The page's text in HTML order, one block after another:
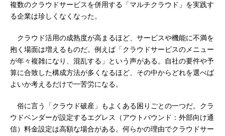
複数のクラウドサービスを併用する「マルチクラウド」を実践す
る企業は珍しくなくなった。
クラウド活用の成熟度が高まるほど、サービスや機能に不満を
抱く場面は増えるものだ。例えば「クラウドサービスのメニュー
が年々複雑になり、混乱する」という声がある。自社の要件や予
算に合致した構成方法が多くなるほど、その中からどれを選べば
よいか考えるだけで一苦労になる。
俗に言う「クラウド破産」もよくある困りごとの一つだ。クラ
ウドベンダーが設定するエグレス（アウトバウンド：外部向け通
信）料金設定は高額な場合がある。何らかの理由でクラウドサー